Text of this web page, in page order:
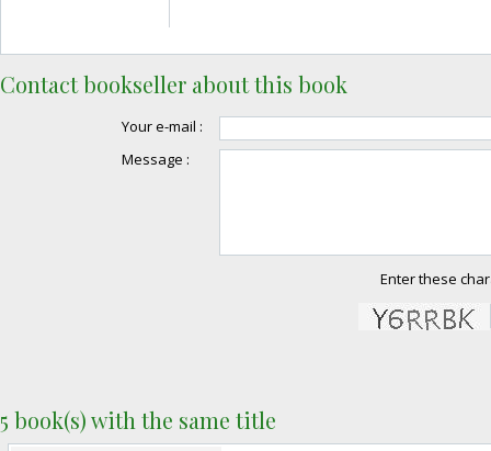
Contact bookseller about this book
Your e-mail :
Message :
Enter these
5 book(s) with the same title